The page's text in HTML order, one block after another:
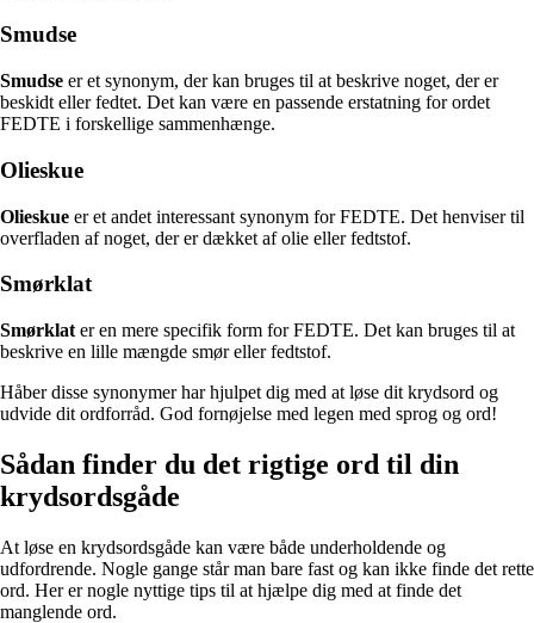
Smudse
Smudse er et synonym, der kan bruges til at beskrive noget, der er
beskidt eller fedtet. Det kan være en passende erstatning for ordet
FEDTE i forskellige sammenhænge.
Olieskue
Olieskue er et andet interessant synonym for FEDTE. Det henviser til
overfladen af noget, der er dækket af olie eller fedtstof.
Smørklat
Smørklat er en mere specifik form for FEDTE. Det kan bruges til at
beskrive en lille mængde smør eller fedtstof.
Håber disse synonymer har hjulpet dig med at løse dit krydsord og
udvide dit ordforråd. God fornøjelse med legen med sprog og ord!
Sådan finder du det rigtige ord til din
krydsordsgåde
At løse en krydsordsgåde kan være både underholdende og
udfordrende. Nogle gange står man bare fast og kan ikke finde det rette
ord. Her er nogle nyttige tips til at hjælpe dig med at finde det
manglende ord.